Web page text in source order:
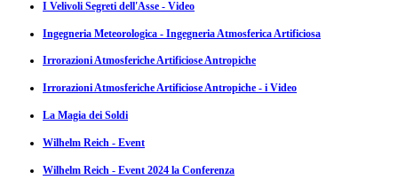
I Velivoli Segreti dell'Asse - Video
Ingegneria Meteorologica - Ingegneria Atmosferica Artificiosa
Irrorazioni Atmosferiche Artificiose Antropiche
Irrorazioni Atmosferiche Artificiose Antropiche - i Video
La Magia dei Soldi
Wilhelm Reich - Event
Wilhelm Reich - Event 2024 la Conferenza